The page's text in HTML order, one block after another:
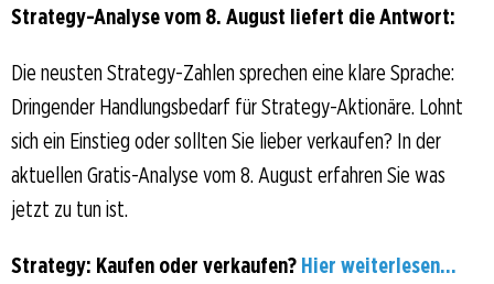
Strategy-Analyse vom 8. August liefert die Antwort:
Die neusten Strategy-Zahlen sprechen eine klare Sprache:
Dringender Handlungsbedarf für Strategy-Aktionäre. Lohnt
sich ein Einstieg oder sollten Sie lieber verkaufen? In der
aktuellen Gratis-Analyse vom 8. August erfahren Sie was
jetzt zu tun ist.
Strategy: Kaufen oder verkaufen? Hier weiterlesen...